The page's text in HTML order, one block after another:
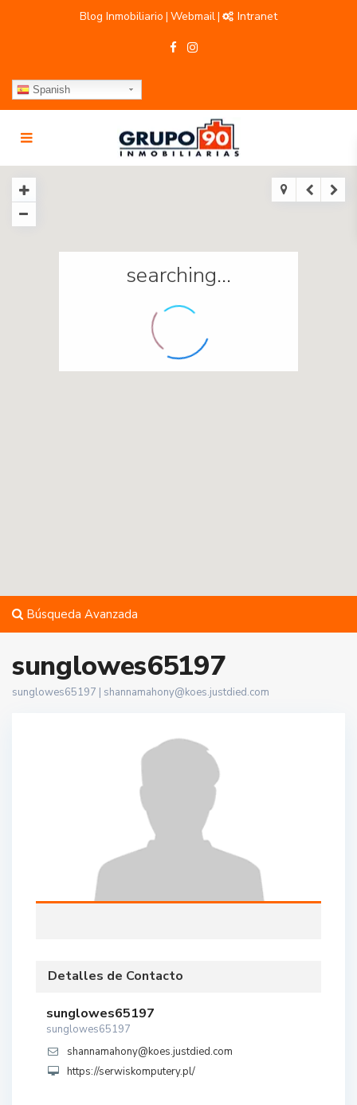
Blog Inmobiliario | Webmail| Intranet
Spanish
searching...
Búsqueda Avanzada
sunglowes65197
sunglowes65197 | shannamahony@koes.justdied.com
Detalles de Contacto
sunglowes65197
sunglowes65197
shannamahony@koes.justdied.com
https://serwiskomputery.pl/